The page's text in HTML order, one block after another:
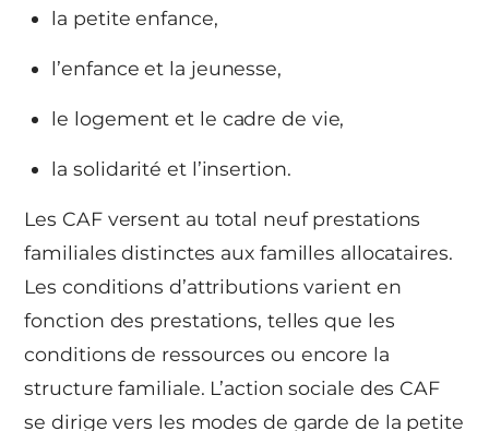
la petite enfance,
l’enfance et la jeunesse,
le logement et le cadre de vie,
la solidarité et l’insertion.
Les CAF versent au total neuf prestations
familiales distinctes aux familles allocataires.
Les conditions d’attributions varient en
fonction des prestations, telles que les
conditions de ressources ou encore la
structure familiale. L’action sociale des CAF
se dirige vers les modes de garde de la petite